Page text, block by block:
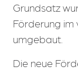
Grundsatz
Förderung im
umgebaut.
Die neue